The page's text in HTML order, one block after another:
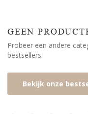
GEEN
Probeer een andere
bestsellers.
Bekijk onze